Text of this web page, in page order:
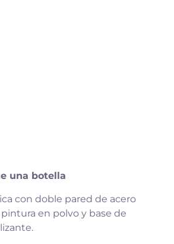
una botella
con doble pared de acero
en polvo y base de